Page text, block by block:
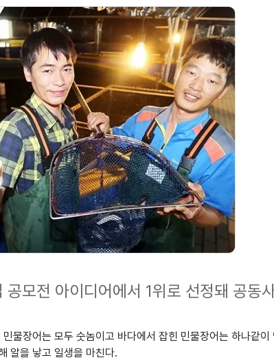
모전 아이디어에서 1위로 선정돼 공동
물장어는 모두 숫놈이고 바다에서 잡힌 민물장어는 하나같
알을 낳고 일생을 마친다.